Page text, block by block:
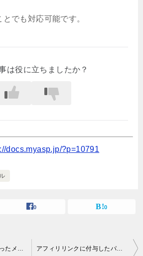
でも対応可能です。
は役に立ちましたか？
docs.myasp.jp/?p=10791
0 0
MyASPで発行してもらったメールを【Thunderbird】で受信したい アフィリリンクに付与したパラメータを遷移先LPのURLに引き継ぐ方法を教えてください